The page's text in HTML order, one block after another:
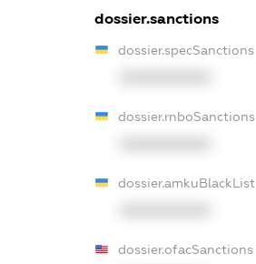
dossier.sanctions
dossier.specSanctions
dossier.rnboSanctions
dossier.amkuBlackList
dossier.ofacSanctions